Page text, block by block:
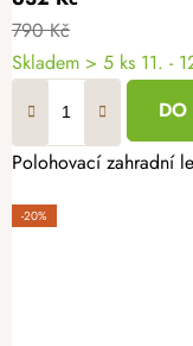
790 Kč
Skladem > 5 ks 11. -
DO
Polohovací zahradní
-20%